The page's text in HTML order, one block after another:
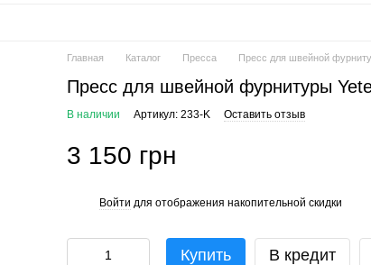
Главная Каталог Пресса Пресс для швейной
Пресс для швейной фурнитуры
В наличии Артикул: 233-K Оставить отзыв
3 150 грн
Войти для отображения накопительной скидки
Купить В кредит